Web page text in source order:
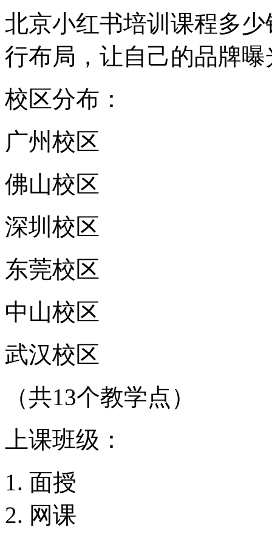
北京小红书培训课程多
行布局，让自己的品牌
校区分布：
广州校区
佛山校区
深圳校区
东莞校区
中山校区
武汉校区
（共13个教学点）
上课班级：
面授
网课